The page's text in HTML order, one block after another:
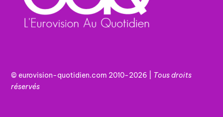
© eurovision-quotidien.com 2010-2026 | Tousdroits
réservés